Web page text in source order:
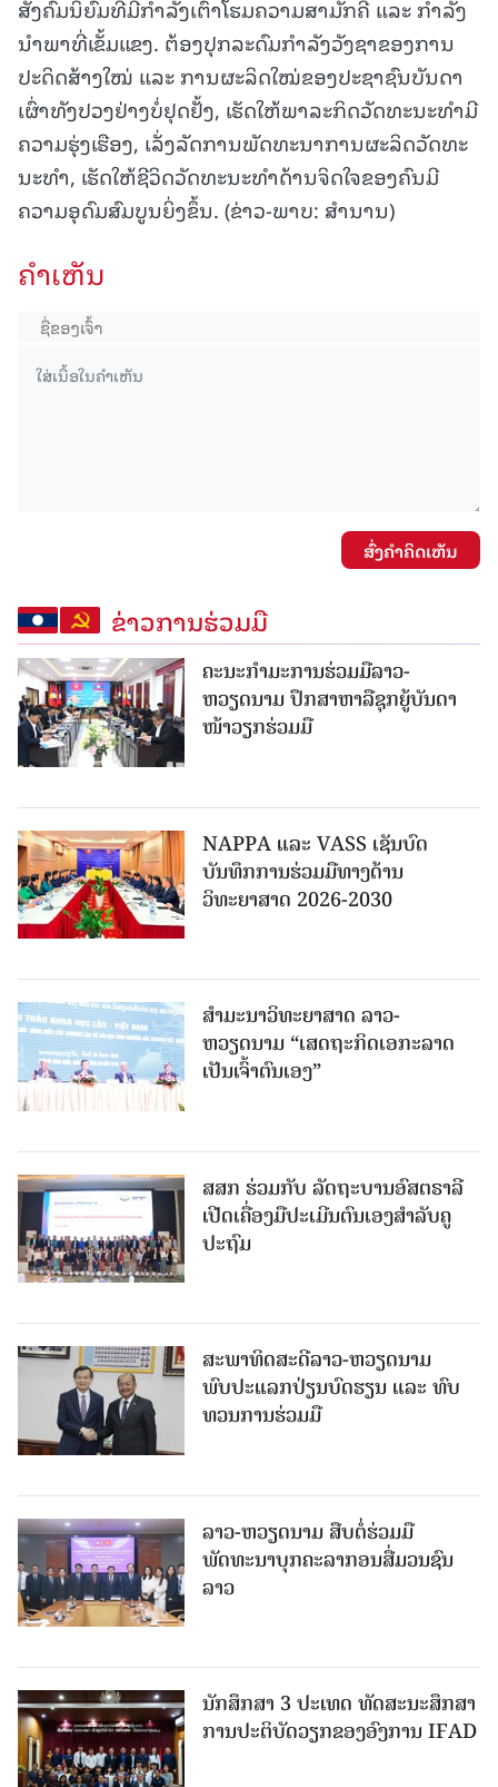
ສັງຄົມນິຍົມທີ່ມີກຳລັງເຕົ້າໂຮມຄວາມສາມັກຄີ ແລະ ກຳລັງ
ນໍາພາທີ່ເຂັ້ມແຂງ. ຕ້ອງປຸກລະດົມກຳລັງວັງຊາຂອງການ
ປະດິດສ້າງໃໝ່ ແລະ ການຜະລິດໃໝ່ຂອງປະຊາຊົນບັນດາ
ເຜົ່າທັງປວງຢ່າງບໍ່ຢຸດຢັ້ງ, ເຮັດໃຫ້ພາລະກິດວັດທະນະທໍາມີ
ຄວາມຮຸ່ງເຮືອງ, ເລັ່ງລັດການພັດທະນາການຜະລິດວັດທະ
ນະທໍາ, ເຮັດໃຫ້ຊີວິດວັດທະນະທໍາດ້ານຈິດໃຈຂອງຄົນມີ
ຄວາມອຸດົມສົມບູນຍິ່ງຂຶ້ນ. (ຂ່າວ-ພາບ: ສຳນານ)
ຄໍາເຫັນ
ສົ່ງຄໍາຄິດເຫັນ
ຂ່າວການຮ່ວມມື
ຄະນະກໍາມະການຮ່ວມມືລາວ-
ຫວຽດນາມ ປຶກສາຫາລືຊຸກຍູ້ບັນດາ
ໜ້າວຽກຮ່ວມມື
NAPPA ແລະ VASS ເຊັນບົດ
ບັນທຶກການຮ່ວມມືທາງດ້ານ
ວິທະຍາສາດ 2026-2030
ສຳມະນາວິທະຍາສາດ ລາວ-
ຫວຽດນາມ “ເສດຖະກິດເອກະລາດ
ເປັນເຈົ້າຕົນເອງ”
ສສກ ຮ່ວມກັບ ລັດຖະບານອົສຕຣາລີ
ເປີດເຄື່ອງມືປະເມີນຕົນເອງສຳລັບຄູ
ປະຖົມ
ສະພາທິດສະດີລາວ-ຫວຽດນາມ
ພົບປະແລກປ່ຽນບົດຮຽນ ແລະ ທົບ
ທວນການຮ່ວມມື
ລາວ-ຫວຽດ​ນາມ ສືບ​ຕໍ່​ຮ່ວມ​ມື
ພັດທະນາບຸກຄະລາກອນສື່ມວນຊົນ
ລາວ
ນັກສຶກສາ 3 ປະເທດ ທັດ​ສະ​ນະ​ສຶກ​ສາ
ການປະຕິບັດວຽກຂອງອົງການ IFAD